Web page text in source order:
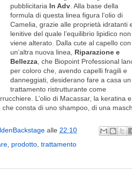
pubblicitaria In Adv . Alla base della
formula di questa linea figura l’olio di
Camelia, grazie alle proprietà idratanti
lenitive del quale l’equilibrio lipidico non
viene alterato. Dalla cute al capello con
un’altra nuova linea, Riparazione e
Bellezza , che Biopoint Professional
per coloro che, avendo capelli fragili e
danneggiati, desiderano fare a casa un
trattamento ristrutturante come
L’olio di Macassar, la keratina
consta di uno shampoo, di una
alle 22:10
prodotto trattamento